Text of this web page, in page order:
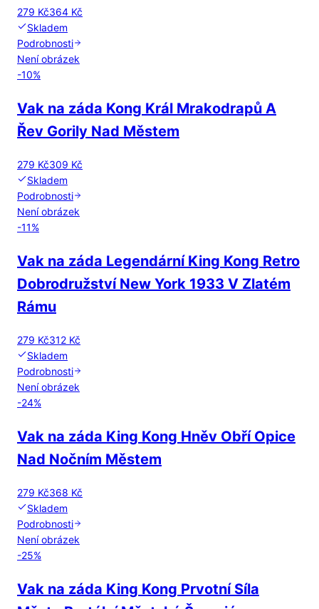
279 Kč364 Kč
Skladem
Podrobnosti
Není obrázek
-10%
Vak na záda Kong Král Mrakodrapů A
Řev Gorily Nad Městem
279 Kč309 Kč
Skladem
Podrobnosti
Není obrázek
-11%
Vak na záda Legendární King Kong Retro
Dobrodružství New York 1933 V Zlatém
Rámu
279 Kč312 Kč
Skladem
Podrobnosti
Není obrázek
-24%
Vak na záda King Kong Hněv Obří Opice
Nad Nočním Městem
279 Kč368 Kč
Skladem
Podrobnosti
Není obrázek
-25%
Vak na záda King Kong Prvotní Síla